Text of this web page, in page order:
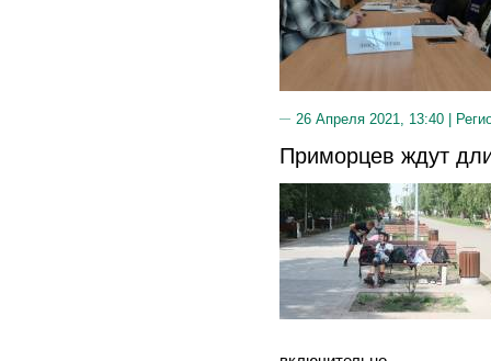
26 Апреля 2021, 13:40 |
Приморцев ждут